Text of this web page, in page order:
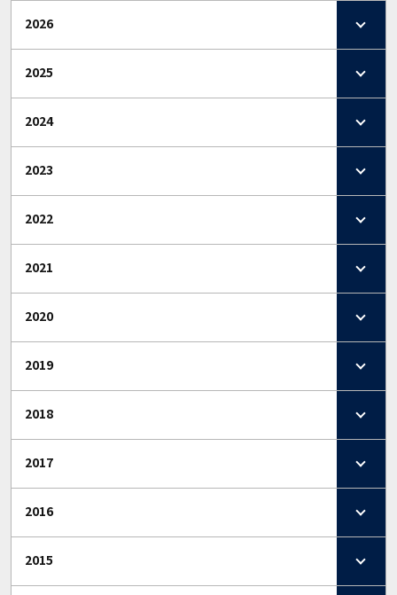
2026
2025
2024
2023
2022
2021
2020
2019
2018
2017
2016
2015